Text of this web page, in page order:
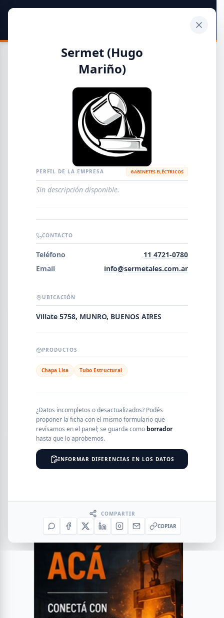
Guía de Empresas Metalúrgicas y Siderúrgicas
METALÚRGICAS
EMPRESAS AGREGAR EMPRESA 0RESULTADOS
NOMBRE
SEGMENTO
Sermet (Hugo
Mariño)
PERFIL DE LA EMPRESA GABINETES ELÉCTRICOS
Sin descripción disponible.
CONTACTO
Teléfono
11 4721-0780
Email
info@sermetales.com.ar
UBICACIÓN
Villate 5758, MUNRO, BUENOS AIRES
PRODUCTOS
Chapa Lisa Tubo Estructural
¿Datos incompletos o desactualizados? Podés
proponer la ficha con el mismo formulario que
revisamos en el panel; se guarda como borrador
hasta que lo aprobemos.
INFORMAR DIFERENCIAS EN LOS DATOS
COMPARTIR
COPIAR